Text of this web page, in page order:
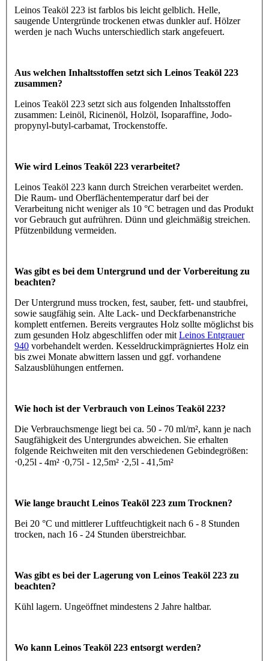
Leinos Teaköl 223 ist farblos bis leicht gelblich. Helle,
saugende Untergründe trockenen etwas dunkler auf. Hölzer
werden je nach Wuchs unterschiedlich stark angefeuert.
Aus welchen Inhaltsstoffen setzt sich Leinos Teaköl 223
zusammen?
Leinos Teaköl 223 setzt sich aus folgenden Inhaltsstoffen
zusammen: Leinöl, Ricinenöl, Holzöl, Isoparaffine, Jodo-
propynyl-butyl-carbamat, Trockenstoffe.
Wie wird Leinos Teaköl 223 verarbeitet?
Leinos Teaköl 223 kann durch Streichen verarbeitet werden.
Die Raum- und Oberflächentemperatur darf bei der
Verarbeitung nicht weniger als 10 °C betragen und das Produkt
vor Gebrauch gut aufrühren. Dünn und gleichmäßig streichen.
Pfützenbildung vermeiden.
Was gibt es bei dem Untergrund und der Vorbereitung zu
beachten?
Der Untergrund muss trocken, fest, sauber, fett- und staubfrei,
sowie saugfähig sein. Alte Lack- und Deckfarbenanstriche
komplett entfernen. Bereits vergrautes Holz sollte möglichst bis
zum gesunden Holz abgeschliffen oder mit Leinos Entgrauer
940 vorbehandelt werden. Kesseldruckimprägniertes Holz ein
bis zwei Monate abwittern lassen und ggf. vorhandene
Salzausblühungen entfernen.
Wie hoch ist der Verbrauch von Leinos Teaköl 223?
Die Verbrauchsmenge liegt bei ca. 50 - 70 ml/m², kann je nach
Saugfähigkeit des Untergrundes abweichen. Sie erhalten
folgende Reichweiten mit den verschiedenen Gebindegrößen:
⋅0,25l - 4m² ⋅0,75l - 12,5m² ⋅2,5l - 41,5m²
Wie lange braucht Leinos Teaköl 223 zum Trocknen?
Bei 20 °C und mittlerer Luftfeuchtigkeit nach 6 - 8 Stunden
trocken, nach 16 - 24 Stunden überstreichbar.
Was gibt es bei der Lagerung von Leinos Teaköl 223 zu
beachten?
Kühl lagern. Ungeöffnet mindestens 2 Jahre haltbar.
Wo kann Leinos Teaköl 223 entsorgt werden?